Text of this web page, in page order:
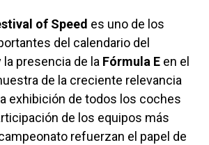
of Speed es uno de los
del calendario del
presencia de la Fórmula E en el
de la creciente relevancia
exhibición de todos los coches
de los equipos más
refuerzan el papel de